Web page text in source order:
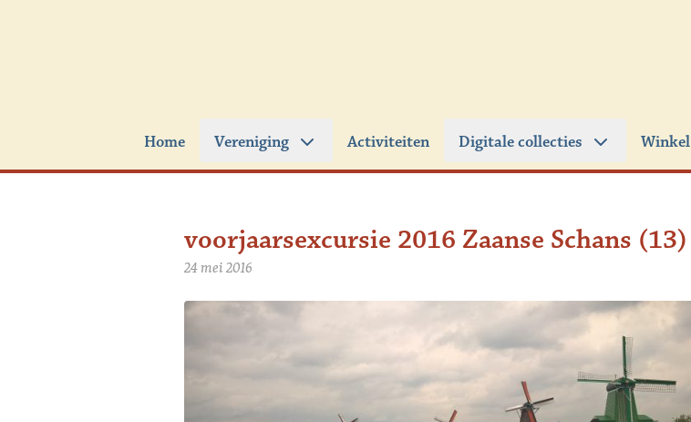
Home Vereniging Activiteiten Digitale collecties Winkel
voorjaarsexcursie 2016 Zaanse Schans (13)
24 mei 2016